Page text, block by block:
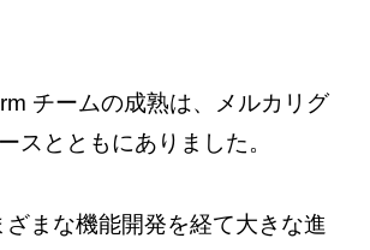
チームの成熟は、メルカリグ
スとともにありました。
まな機能開発を経て大きな進